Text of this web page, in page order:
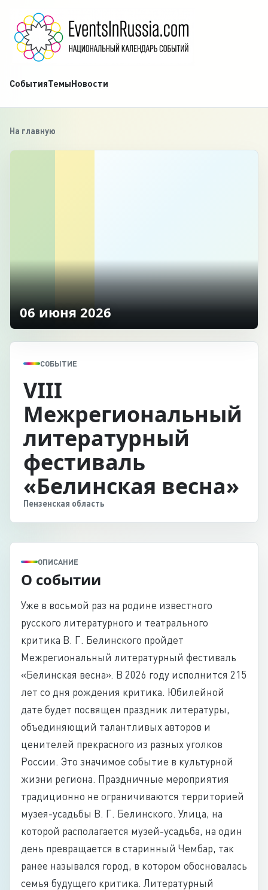
СобытияТемыНовости
На главную
06 июня 2026
СОБЫТИЕ
VIII
Межрегиональный
литературный
фестиваль
«Белинская весна»
Пензенская область
ОПИСАНИЕ
О событии
Уже в восьмой раз на родине известного
русского литературного и театрального
критика В. Г. Белинского пройдет
Межрегиональный литературный фестиваль
«Белинская весна». В 2026 году исполнится 215
лет со дня рождения критика. Юбилейной
дате будет посвящен праздник литературы,
объединяющий талантливых авторов и
ценителей прекрасного из разных уголков
России. Это значимое событие в культурной
жизни региона. Праздничные мероприятия
традиционно не ограничиваются территорией
музея-усадьбы В. Г. Белинского. Улица, на
которой располагается музей-усадьба, на один
день превращается в старинный Чембар, так
ранее назывался город, в котором обосновалась
семья будущего критика. Литературный